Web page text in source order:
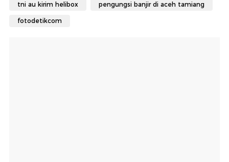
tni au kirim helibox pengungsi banjir di aceh tamiang
fotodetikcom